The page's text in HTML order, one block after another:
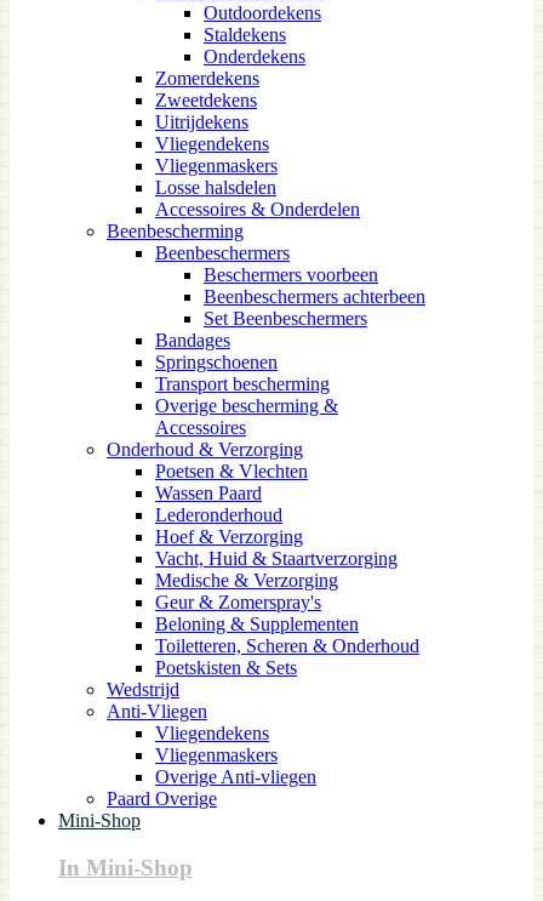
Outdoordekens
Staldekens
Onderdekens
Zomerdekens
Zweetdekens
Uitrijdekens
Vliegendekens
Vliegenmaskers
Losse halsdelen
Accessoires & Onderdelen
Beenbescherming
Beenbeschermers
Beschermers voorbeen
Beenbeschermers achterbeen
Set Beenbeschermers
Bandages
Springschoenen
Transport bescherming
Overige bescherming &
Accessoires
Onderhoud & Verzorging
Poetsen & Vlechten
Wassen Paard
Lederonderhoud
Hoef & Verzorging
Vacht, Huid & Staartverzorging
Medische & Verzorging
Geur & Zomerspray's
Beloning & Supplementen
Toiletteren, Scheren & Onderhoud
Poetskisten & Sets
Wedstrijd
Anti-Vliegen
Vliegendekens
Vliegenmaskers
Overige Anti-vliegen
Paard Overige
Mini-Shop
In Mini-Shop